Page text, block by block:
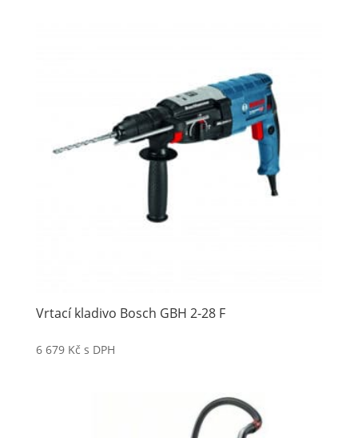
Vrtací kladivo Bosch GBH 2-28 F
6 679 Kč s DPH